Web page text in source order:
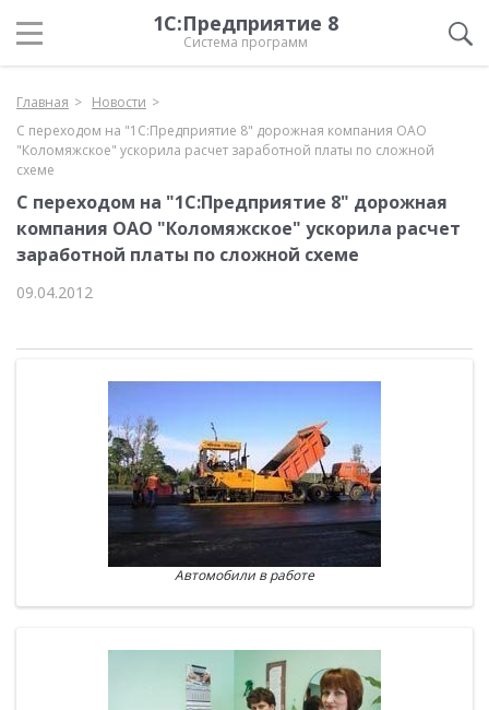
1С:Предприятие 8
Система программ
Главная
Новости
С переходом на "1С:Предприятие 8" дорожная компания ОАО
"Коломяжское" ускорила расчет заработной платы по сложной
схеме
С переходом на "1С:Предприятие 8" дорожная
компания ОАО "Коломяжское" ускорила расчет
заработной платы по сложной схеме
09.04.2012
Автомобили в работе